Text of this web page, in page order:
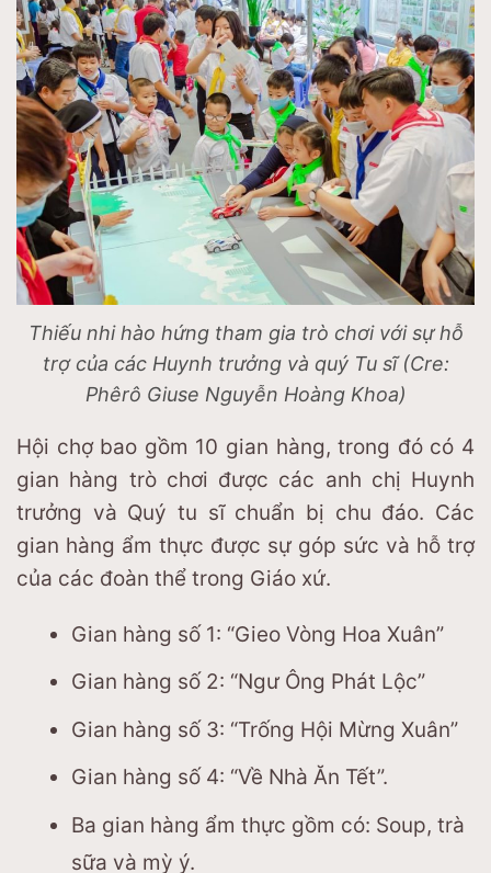
Thiếu nhi hào hứng tham gia trò chơi với sự hỗ
trợ của các Huynh trưởng và quý Tu sĩ (Cre:
Phêrô Giuse Nguyễn Hoàng Khoa)
Hội chợ bao gồm 10 gian hàng, trong đó có 4
gian hàng trò chơi được các anh chị Huynh
trưởng và Quý tu sĩ chuẩn bị chu đáo. Các
gian hàng ẩm thực được sự góp sức và hỗ trợ
của các đoàn thể trong Giáo xứ.
Gian hàng số 1: “Gieo Vòng Hoa Xuân”
Gian hàng số 2: “Ngư Ông Phát Lộc”
Gian hàng số 3: “Trống Hội Mừng Xuân”
Gian hàng số 4: “Về Nhà Ăn Tết”.
Ba gian hàng ẩm thực gồm có: Soup, trà
sữa và mỳ ý.